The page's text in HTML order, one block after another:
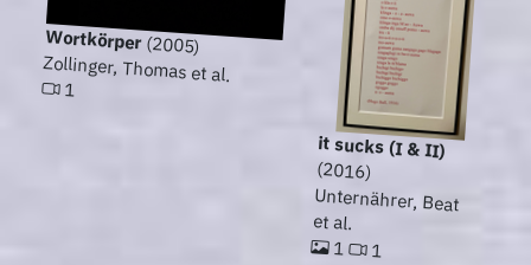
Wortkörper(2005)
Zollinger, Thomas et al.
1
it sucks (I & II)
(2016)
Unternährer, Beat
et al.
1 1